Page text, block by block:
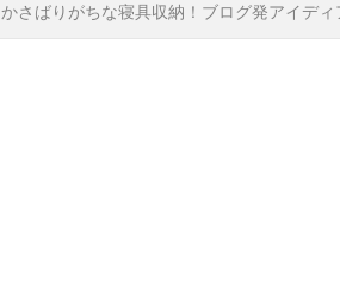
かさばりがちな寝具収納！ブログ発アイデ